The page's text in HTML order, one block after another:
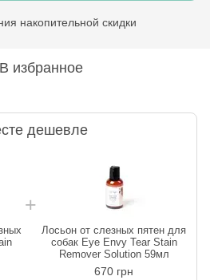
накопительной скидки
В избранное
дешевле
Лосьон от слезных пятен для
собак Eye Envy Tear Stain
Remover Solution 59мл
670 грн